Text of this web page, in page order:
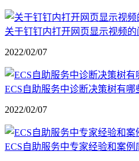
关于钉钉内打开网页显示视频的
2022/02/07
ECS自助服务中诊断决策树有哪
2022/02/07
ECS自助服务中专家经验和案例